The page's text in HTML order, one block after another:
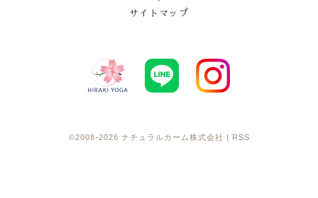
サイトマップ
©2008-2026 ナチュラルカーム株式会社 RSS